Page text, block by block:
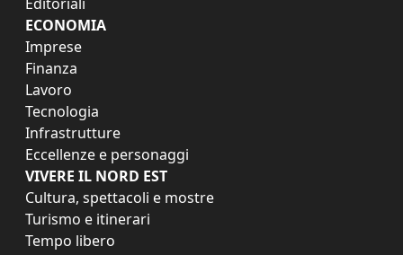
ECONOMIA
Imprese
Finanza
Lavoro
Tecnologia
Infrastrutture
Eccellenze e personaggi
VIVERE IL NORD EST
Cultura, spettacoli e mostre
Turismo e itinerari
Tempo libero